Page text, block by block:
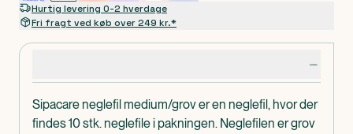
Sipacare neglefil medium/grov er en neglefil, hvor der
findes 10 stk. neglefile i pakningen. Neglefilen er grov
Hurtig levering 0-2 hverdage
Fri fragt ved køb over 249 kr.*